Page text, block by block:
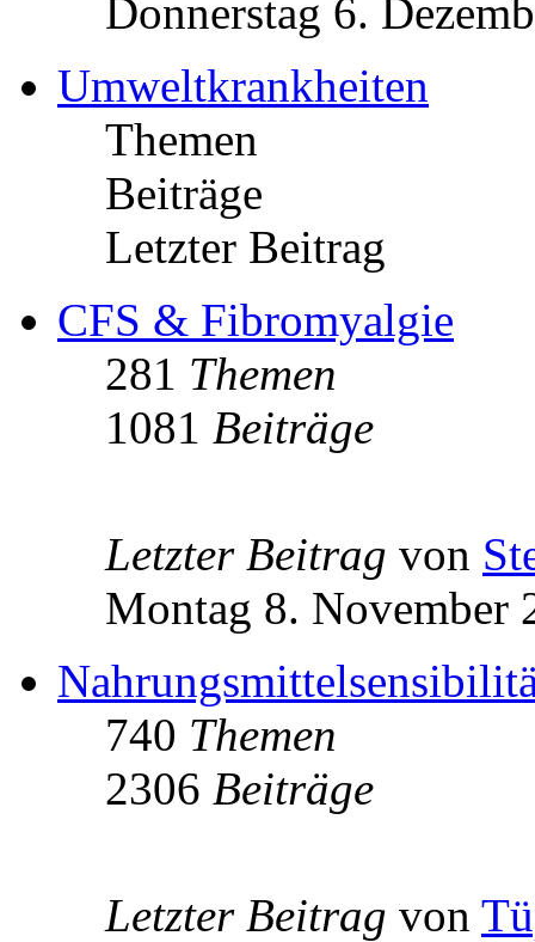
Donnerstag 6.
Umweltkrankheiten
Themen
Beiträge
Letzter Beitrag
CFS & Fibromyalgie
281 Themen
1081 Beiträge
Letzter Beitrag von
Montag 8. November
740 Themen
2306 Beiträge
Letzter Beitrag von